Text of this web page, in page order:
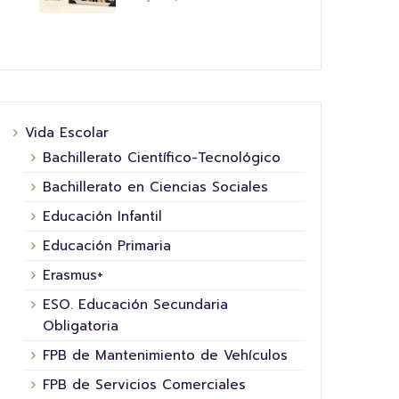
Vida Escolar
Bachillerato Científico-Tecnológico
Bachillerato en Ciencias Sociales
Educación Infantil
Educación Primaria
Erasmus+
ESO. Educación Secundaria
Obligatoria
FPB de Mantenimiento de Vehículos
FPB de Servicios Comerciales